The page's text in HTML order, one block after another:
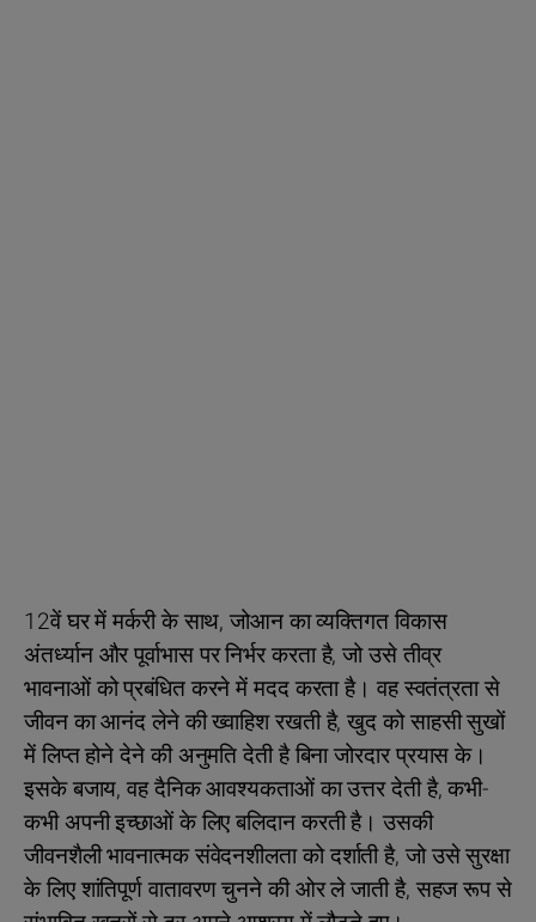
12वें घर में मर्करी के साथ, जोआन का व्यक्तिगत विकास
अंतर्ध्यान और पूर्वाभास पर निर्भर करता है, जो उसे तीव्र
भावनाओं को प्रबंधित करने में मदद करता है। वह स्वतंत्रता से
जीवन का आनंद लेने की ख्वाहिश रखती है, खुद को साहसी सुखों
में लिप्त होने देने की अनुमति देती है बिना जोरदार प्रयास के।
इसके बजाय, वह दैनिक आवश्यकताओं का उत्तर देती है, कभी-
कभी अपनी इच्छाओं के लिए बलिदान करती है। उसकी
जीवनशैली भावनात्मक संवेदनशीलता को दर्शाती है, जो उसे सुरक्षा
के लिए शांतिपूर्ण वातावरण चुनने की ओर ले जाती है, सहज रूप से